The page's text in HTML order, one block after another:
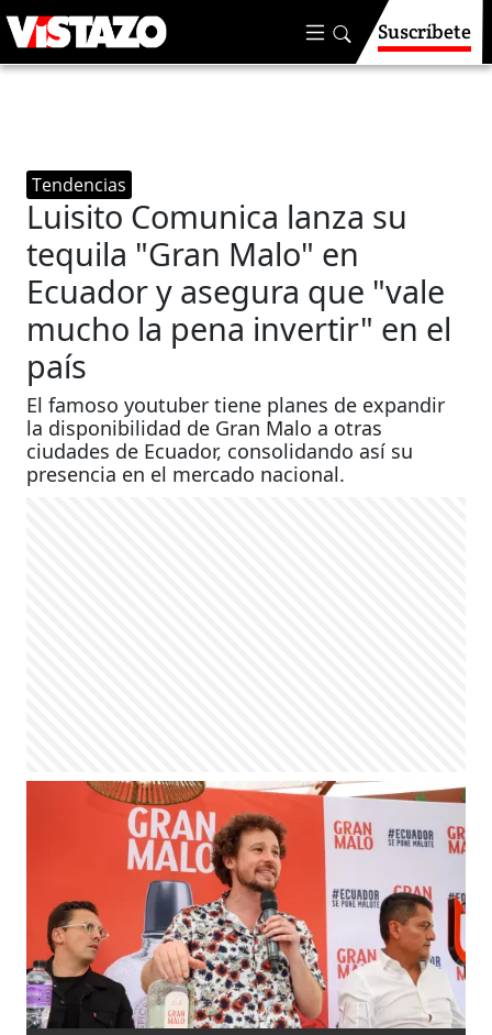
Suscríbete
Tendencias
Luisito Comunica lanza su
tequila "Gran Malo" en
Ecuador y asegura que "vale
mucho la pena invertir" en el
país
El famoso youtuber tiene planes de expandir
la disponibilidad de Gran Malo a otras
ciudades de Ecuador, consolidando así su
presencia en el mercado nacional.